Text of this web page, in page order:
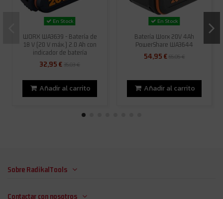
En Stock
WORX WA3639 - Batería de
18 V (20 V máx.) 2.0 Ah con
indicador de batería
32,95 €35,03 €
Añadir al carrito
En Stock
Batería Worx 20V 4Ah
PowerShare WA3644
54,95 €65,05 €
Añadir al carrito
Sobre RadikalTools
Contactar con nosotros